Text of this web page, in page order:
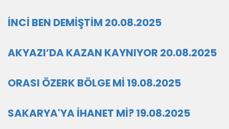
İNCİ BEN DEMİŞTİM 20.08.2025
AKYAZI’DA KAZAN KAYNIYOR 20.08.2025
ORASI ÖZERK BÖLGE Mİ 19.08.2025
SAKARYA'YA İHANET Mİ? 19.08.2025